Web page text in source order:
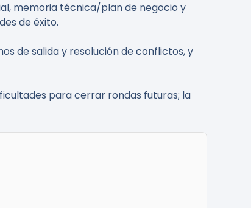
memoria técnica/plan de negocio y
de éxito.
de salida y resolución de conflictos, y
para cerrar rondas futuras; la